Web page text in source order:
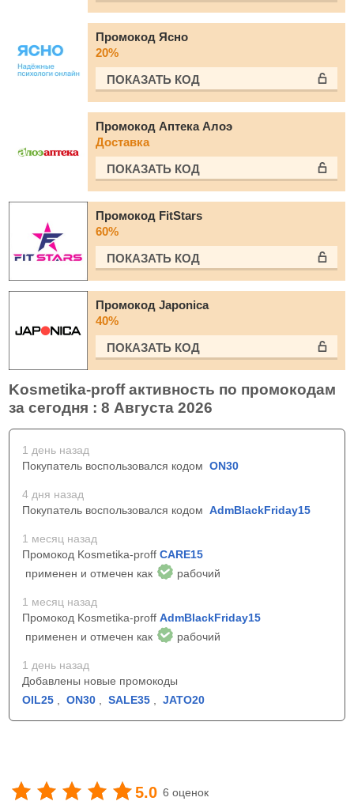
Промокод Ясно
20%
ПОКАЗАТЬ КОД
Промокод Аптека Алоэ
Доставка
ПОКАЗАТЬ КОД
Промокод FitStars
60%
ПОКАЗАТЬ КОД
Промокод Japonica
40%
ПОКАЗАТЬ КОД
Kosmetika-proff активность по промокодам
за сегодня : 8 Августа 2026
1 день назад
Покупатель воспользовался кодом ON30
4 дня назад
Покупатель воспользовался кодом AdmBlackFriday15
1 месяц назад
Промокод Kosmetika-proff CARE15
применен и отмечен как
рабочий
1 месяц назад
Промокод Kosmetika-proff AdmBlackFriday15
применен и отмечен как
рабочий
1 день назад
Добавлены новые промокоды
OIL25
ON30 SALE35 JATO20
5.0 6 оценок